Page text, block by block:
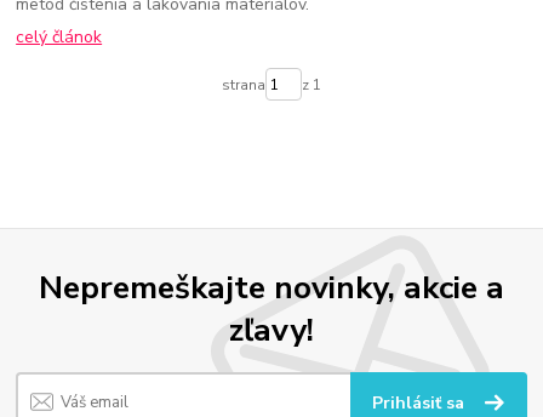
celý článok
strana z 1
Nepremeškajte novinky, akcie a
zľavy!
Prihlásiť sa